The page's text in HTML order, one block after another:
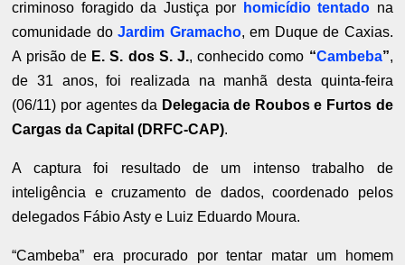
criminoso foragido da Justiça por
homicídio tentado na
comunidade doJardim Gramacho, em Duque de Caxias.
A prisão de E. S. dos S. J., conhecido como “Cambeba”,
de 31 anos, foi realizada na manhã desta quinta-feira
(06/11) por agentes da Delegacia de Roubos e Furtos de
Cargas da Capital (DRFC-CAP).
A captura foi resultado de um intenso trabalho de
inteligência e cruzamento de dados, coordenado pelos
delegados Fábio Asty e Luiz Eduardo Moura.
“Cambeba” era procurado por tentar matar um homem